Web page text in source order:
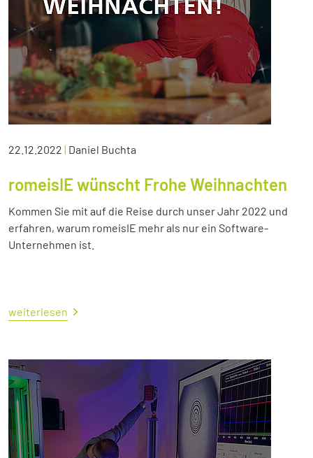
22.12.2022 | Daniel Buchta
romeisIE wünscht Frohe Weihnachten
Kommen Sie mit auf die Reise durch unser Jahr 2022 und
erfahren, warum romeisIE mehr als nur ein Software-
Unternehmen ist.
weiterlesen